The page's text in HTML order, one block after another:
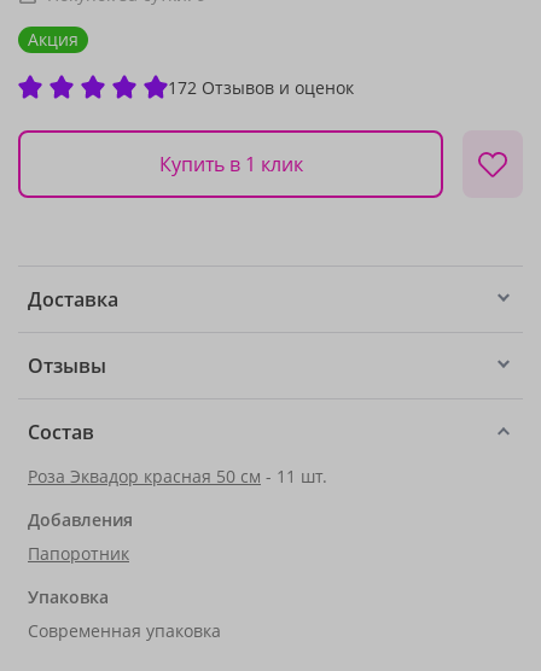
Акция
172 Отзывов и оценок
Купить в 1 клик
Доставка
Отзывы
Состав
Роза Эквадор красная 50 см - 11 шт.
Добавления
Папоротник
Упаковка
Современная упаковка